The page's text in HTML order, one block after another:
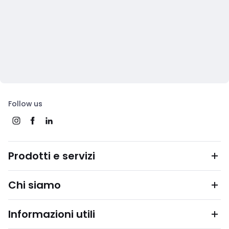
Follow us
Prodotti e servizi
Chi siamo
Informazioni utili